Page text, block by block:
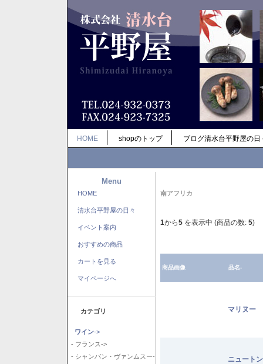
HOME shopのトップ ブログ清水台平野屋の日
Menu
HOME
清水台平野屋の日々
イベント案内
おすすめの商品
カートを見る
マイページへ
カテゴリ
ワイン->
- フランス->
- シャンパン・ヴァンムスー-
南アフリカ
1から5 を表示中 (商品の数: 5)
商品画像 品名-
マリヌー
ニュート